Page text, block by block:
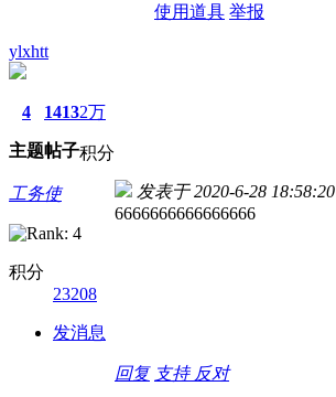
使用道具 举报
ylxhtt
4
主题
1413
帖子
2万
积分
工务使
积分
23208
发消息
发表于 2020-6-28 18:58:20
6666666666666666
回复 支持 反对